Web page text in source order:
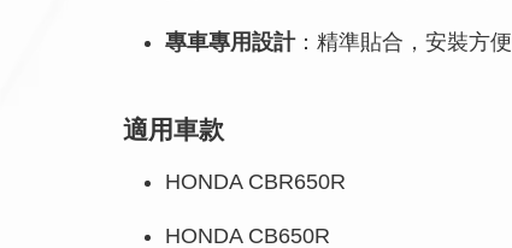
專車專用設計：精準貼合，安裝方便
適用車款
HONDA CBR650R
HONDA CB650R